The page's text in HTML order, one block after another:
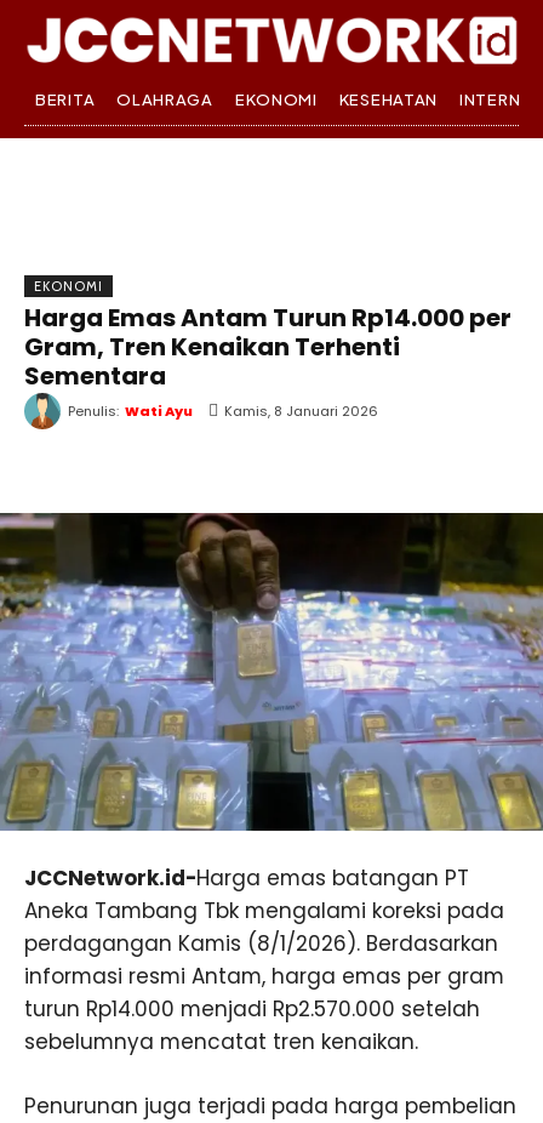
BERITA OLAHRAGA EKONOMI KESEHATAN
EKONOMI
Harga Emas Antam Turun Rp14.000 per
Gram, Tren Kenaikan Terhenti
Sementara
Penulis: Wati Ayu Kamis, 8 Januari 2026
JCCNetwork.id-Harga emas batangan PT
Aneka Tambang Tbk mengalami koreksi pada
perdagangan Kamis (8/1/2026). Berdasarkan
informasi resmi Antam, harga emas per gram
turun Rp14.000 menjadi Rp2.570.000 setelah
sebelumnya mencatat tren kenaikan.
Penurunan juga terjadi pada harga pembelian